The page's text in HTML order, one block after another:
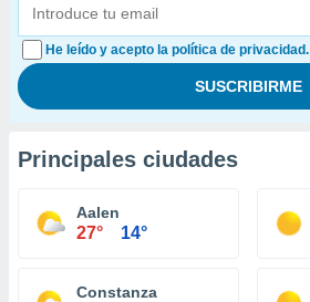
He leído y acepto la política de privacidad.
Principales ciudades
Aalen
27° 14°
Constanza